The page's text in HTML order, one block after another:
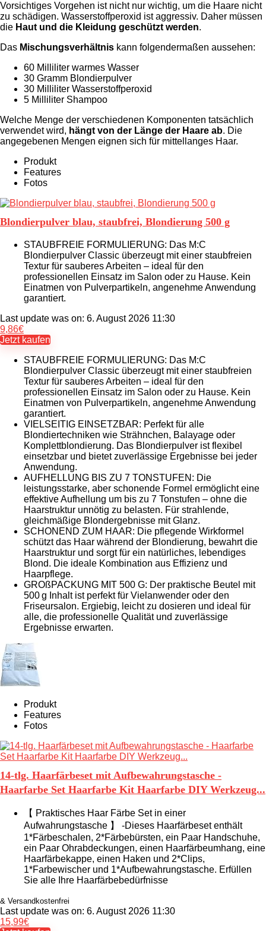
Vorsichtiges Vorgehen ist nicht nur wichtig, um die Haare nicht
zu schädigen. Wasserstoffperoxid ist aggressiv. Daher müssen
die Haut und die Kleidung geschützt werden.
Das Mischungsverhältnis kann folgendermaßen aussehen:
60 Milliliter warmes Wasser
30 Gramm Blondierpulver
30 Milliliter Wasserstoffperoxid
5 Milliliter Shampoo
Welche Menge der verschiedenen Komponenten tatsächlich
verwendet wird, hängt von der Länge der Haare ab. Die
angegebenen Mengen eignen sich für mittellanges Haar.
Produkt
Features
Fotos
Blondierpulver blau, staubfrei, Blondierung 500 g
STAUBFREIE FORMULIERUNG: Das M:C
Blondierpulver Classic überzeugt mit einer staubfreien
Textur für sauberes Arbeiten – ideal für den
professionellen Einsatz im Salon oder zu Hause. Kein
Einatmen von Pulverpartikeln, angenehme Anwendung
garantiert.
Last update was on: 6. August 2026 11:30
9,86€
Jetzt kaufen
STAUBFREIE FORMULIERUNG: Das M:C
Blondierpulver Classic überzeugt mit einer staubfreien
Textur für sauberes Arbeiten – ideal für den
professionellen Einsatz im Salon oder zu Hause. Kein
Einatmen von Pulverpartikeln, angenehme Anwendung
garantiert.
VIELSEITIG EINSETZBAR: Perfekt für alle
Blondiertechniken wie Strähnchen, Balayage oder
Komplettblondierung. Das Blondierpulver ist flexibel
einsetzbar und bietet zuverlässige Ergebnisse bei jeder
Anwendung.
AUFHELLUNG BIS ZU 7 TONSTUFEN: Die
leistungsstarke, aber schonende Formel ermöglicht eine
effektive Aufhellung um bis zu 7 Tonstufen – ohne die
Haarstruktur unnötig zu belasten. Für strahlende,
gleichmäßige Blondergebnisse mit Glanz.
SCHONEND ZUM HAAR: Die pflegende Wirkformel
schützt das Haar während der Blondierung, bewahrt die
Haarstruktur und sorgt für ein natürliches, lebendiges
Blond. Die ideale Kombination aus Effizienz und
Haarpflege.
GROßPACKUNG MIT 500 G: Der praktische Beutel mit
500 g Inhalt ist perfekt für Vielanwender oder den
Friseursalon. Ergiebig, leicht zu dosieren und ideal für
alle, die professionelle Qualität und zuverlässige
Ergebnisse erwarten.
Produkt
Features
Fotos
14-tlg. Haarfärbeset mit Aufbewahrungstasche -
Haarfarbe Set Haarfarbe Kit Haarfarbe DIY Werkzeug...
【 Praktisches Haar Färbe Set in einer
Aufwahrungstasche 】 -Dieses Haarfärbeset enthält
1*Färbeschalen, 2*Färbebürsten, ein Paar Handschuhe,
ein Paar Ohrabdeckungen, einen Haarfärbeumhang, eine
Haarfärbekappe, einen Haken und 2*Clips,
1*Farbewischer und 1*Aufbewahrungstasche. Erfüllen
Sie alle Ihre Haarfärbebedürfnisse
& Versandkostenfrei
Last update was on: 6. August 2026 11:30
15,99€